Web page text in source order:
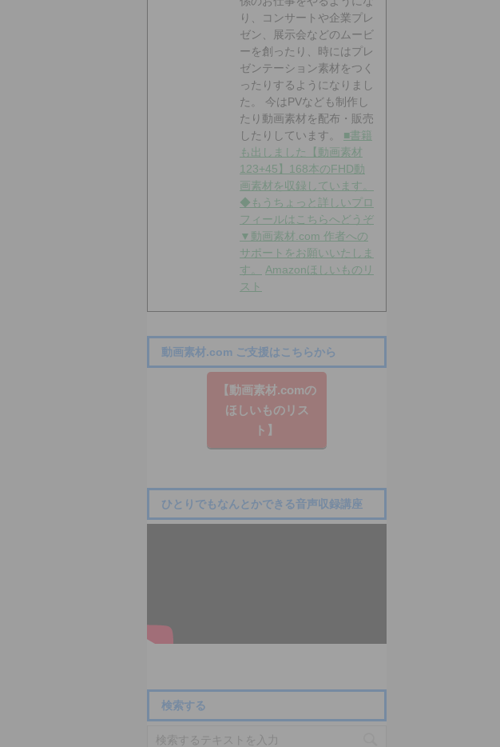
り、コンサートや企業プレ
ゼン、展示会などのムービ
ーを創ったり、時にはプレ
ゼンテーション素材をつく
ったりするようになりまし
た。 今はPVなども制作し
たり動画素材を配布・販売
したりしています。 ■書籍
も出しました【動画素材
123+45】168本のFHD動
画素材を収録しています。
◆もうちょっと詳しいプロ
フィールはこちらへどうぞ
▼動画素材.com 作者への
サポートをお願いいたしま
す。
Amazonほしいものリ
スト
動画素材.com ご支援はこちらから
【動画素材.co​mの
ほしいものリス
ト】
ひとりでもなんとかできる音声収録講座
検索する